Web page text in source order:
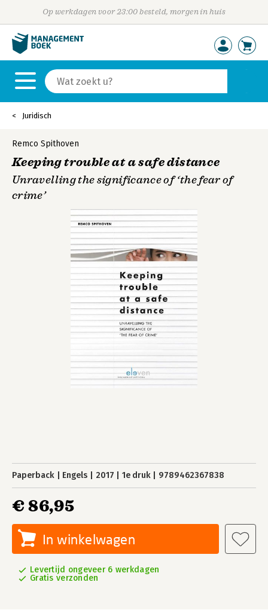
Op werkdagen voor 23:00 besteld, morgen in huis
Juridisch
Remco Spithoven
Keeping trouble at a safe distance
Unravelling the significance of ‘the fear of
crime’
Paperback Engels 2017 1e druk 9789462367838
€ 86,95
In winkelwagen
Levertijd ongeveer 6 werkdagen
Gratis verzonden